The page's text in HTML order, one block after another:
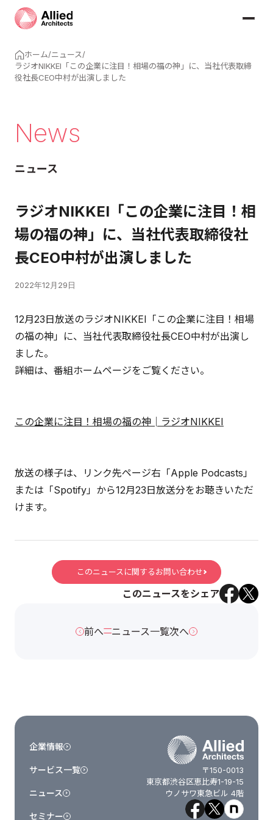
ホーム/ニュース/
ラジオNIKKEI「この企業に注目！相場の福の神」に、当社代表取締
役社長CEO中村が出演しました
News
ニュース
ラジオNIKKEI「この企業に注目！相
場の福の神」に、当社代表取締役社
長CEO中村が出演しました
2022年12月29日
12月23日放送のラジオNIKKEI「この企業に注目！相場
の福の神」に、当社代表取締役社長CEO中村が出演し
ました。
詳細は、番組ホームページをご覧ください。
この企業に注目！相場の福の神│ラジオNIKKEI
放送の様子は、リンク先ページ右「Apple Podcasts」
または「Spotify」から12月23日放送分をお聴きいただ
けます。
このニュースに関するお問い合わせ
このニュースをシェア
前へ ニュース一覧次へ
〒150-0013
東京都渋谷区恵比寿1-19-15
ウノサワ東急ビル 4階
企業情報
サービス一覧
ニュース
セミナー